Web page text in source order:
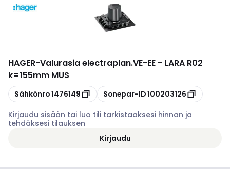
HAGER-Valurasia electraplan.VE-EE - LARA R02
k=155mm MUS
Kopioi
Sähkönro1476149 Kopioi
Sonepar-ID100203126
Kirjaudu sisään tai luo tili tarkistaaksesi hinnan ja
tehdäksesi tilauksen
Kirjaudu